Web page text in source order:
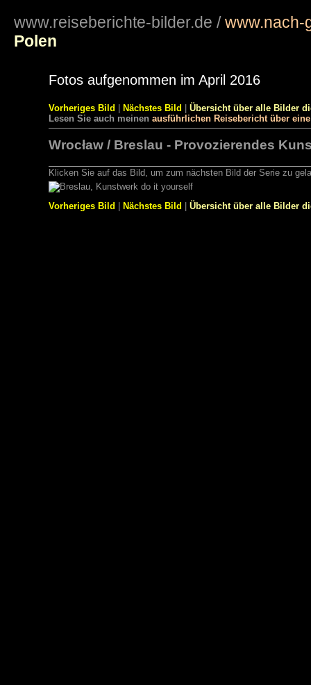
www.reiseberichte-bilder.de /www.nach-
Polen
Fotos aufgenommen im April 2016
Vorheriges Bild | Nächstes Bild | Übersicht über alle Bilder
Lesen Sie auch meinen ausführlichen Reisebericht über
Wrocław / Breslau - Provozierendes
Klicken Sie auf das Bild, um zum nächsten Bild der Serie zu
Vorheriges Bild Nächstes Bild Übersicht über alle Bilder